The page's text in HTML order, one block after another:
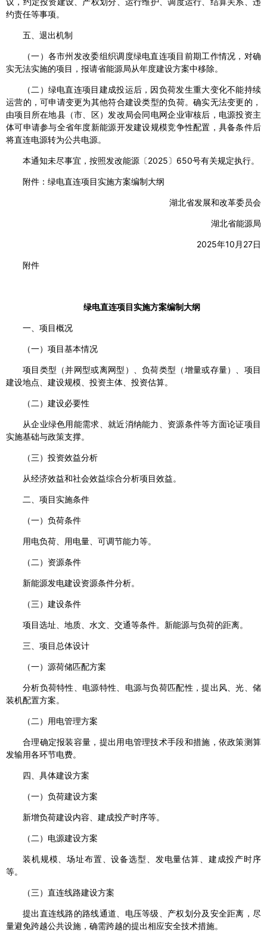
约责任等事项。
五、退出机制
（一）各市州发改委组织调度绿电直连项目前期工作情况，对确
实无法实施的项目，报请省能源局从年度建设方案中移除。
（二）绿电直连项目建成投运后，因负荷发生重大变化不能持续
运营的，可申请变更为其他符合建设类型的负荷。确实无法变更的，
由项目所在地县（市、区）发改局会同电网企业审核后，电源投资主
体可申请参与全省年度新能源开发建设规模竞争性配置，具备条件后
将直连电源转为公共电源。
本通知未尽事宜，按照发改能源〔2025〕650号有关规定执行。
附件：绿电直连项目实施方案编制大纲
湖北省发展和改革委员会
湖北省能源局
2025年10月27日
附件
绿电直连项目实施方案编制大纲
一、项目概况
（一）项目基本情况
项目类型（并网型或离网型）、负荷类型（增量或存量）、项目
建设地点、建设规模、投资主体、投资估算。
（二）建设必要性
从企业绿色用能需求、就近消纳能力、资源条件等方面论证项目
实施基础与政策支撑。
（三）投资效益分析
从经济效益和社会效益综合分析项目效益。
二、项目实施条件
（一）负荷条件
用电负荷、用电量、可调节能力等。
（二）资源条件
新能源发电建设资源条件分析。
（三）建设条件
项目选址、地质、水文、交通等条件。新能源与负荷的距离。
三、项目总体设计
（一）源荷储匹配方案
分析负荷特性、电源特性、电源与负荷匹配性，提出风、光、储
装机配置方案。
（二）用电管理方案
合理确定报装容量，提出用电管理技术手段和措施，依政策测算
发输用各环节电费。
四、具体建设方案
（一）负荷建设方案
新增负荷建设内容、建成投产时序等。
（二）电源建设方案
装机规模、场址布置、设备选型、发电量估算、建成投产时序
等。
（三）直连线路建设方案
提出直连线路的路线通道、电压等级、产权划分及安全距离，尽
量避免跨越公共设施，确需跨越的提出相应安全技术措施。